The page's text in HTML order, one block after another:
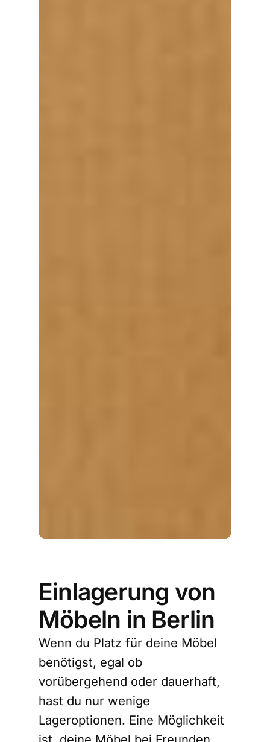
Einlagerung von
Möbeln in Berlin
Wenn du Platz für deine Möbel
benötigst, egal ob
vorübergehend oder dauerhaft,
hast du nur wenige
Lageroptionen. Eine Möglichkeit